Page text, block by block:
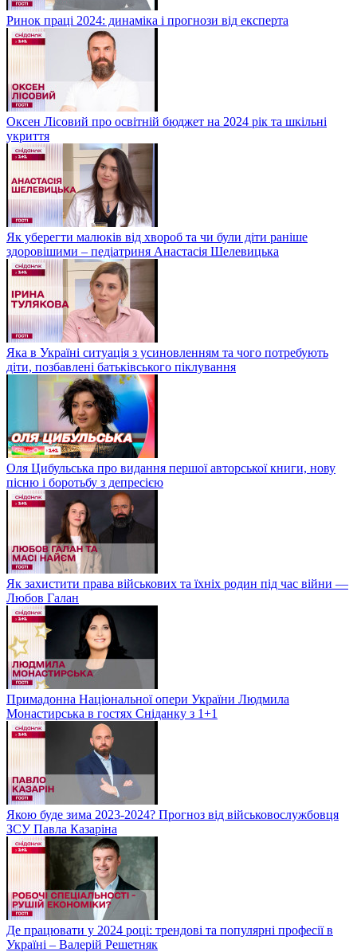
Ринок праці 2024: динаміка і прогнози від експерта
Оксен Лісовий про освітній бюджет на 2024 рік та шкільні
укриття
Як уберегти малюків від хвороб та чи були діти раніше
здоровішими – педіатриня Анастасія Шелевицька
Яка в Україні ситуація з усиновленням та чого потребують
діти, позбавлені батьківського піклування
Оля Цибульська про видання першої авторської книги, нову
пісню і боротьбу з депресією
Як захистити права військових та їхніх родин під час війни —
Любов Галан
Примадонна Національної опери України Людмила
Монастирська в гостях Сніданку з 1+1
Якою буде зима 2023-2024? Прогноз від військовослужбовця
ЗСУ Павла Казаріна
Де працювати у 2024 році: трендові та популярні професії в
Україні – Валерій Решетняк